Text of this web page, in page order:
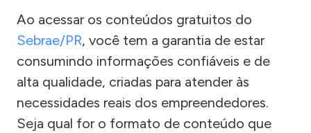
Ao acessar os conteúdos gratuitos do
Sebrae/PR, você tem a garantia de estar
consumindo informações confiáveis e de
alta qualidade, criadas para atender às
necessidades reais dos empreendedores.
Seja qual for o formato de conteúdo que